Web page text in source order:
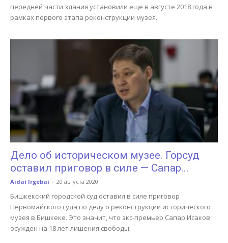
передней части здания установили еще в августе 2018 года в
рамках первого этапа реконструкции музея.
Дело об историческом музее. Горсуд
оставил приговор в силе — Сапар...
Aidai Irgebai - 20 августа 2020
Бишкекский городской суд оставил в силе приговор
Первомайского суда по делу о реконструкции исторического
музея в Бишкеке. Это значит, что экс-премьер Сапар Исаков
осужден на 18 лет лишения свободы.